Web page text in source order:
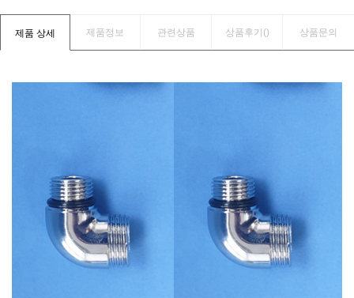
제품 상세 제품정보 관련상품 상품후기() 상품문의